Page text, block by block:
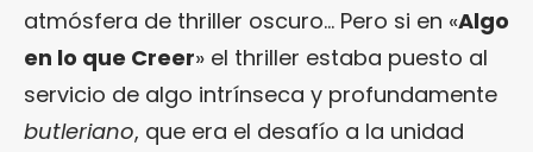
atmósfera de thriller oscuro… Pero si en «Algo
en lo que Creer» el thriller estaba puesto al
servicio de algo intrínseca y profundamente
butleriano, que era el desafío a la unidad